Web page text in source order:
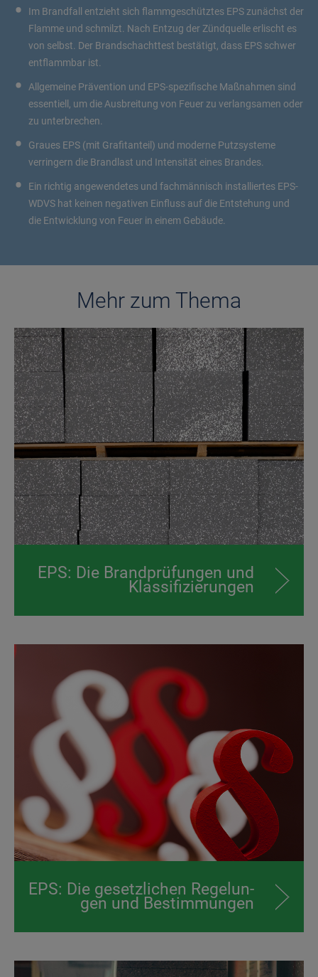
Im Brandfall entzieht sich flammgeschütztes EPS zunächst der
Flamme und schmilzt. Nach Entzug der Zündquelle erlischt es
von selbst. Der Brandschachttest bestätigt, dass EPS schwer
entflammbar ist.
Allgemeine Prävention und EPS-spezifische Maßnahmen sind
essentiell, um die Ausbreitung von Feuer zu verlangsamen oder
zu unterbrechen.
Graues EPS (mit Grafitanteil) und moderne Putzsysteme
verringern die Brandlast und Intensität eines Brandes.
Ein richtig angewendetes und fachmännisch installiertes EPS-
WDVS hat keinen negativen Einfluss auf die Entstehung und
die Entwicklung von Feuer in einem Gebäude.
Mehr zum Thema
EPS: Die Brand­­prüfungen und
Klassifi­­zierungen
EPS: Die gesetz­lichen Re­ge­lun­
gen und Bestim­­mungen